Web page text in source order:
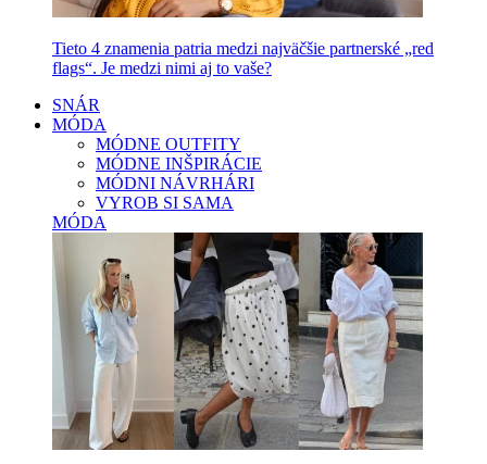
Tieto 4 znamenia patria medzi najväčšie partnerské „red
flags“. Je medzi nimi aj to vaše?
SNÁR
MÓDA
MÓDNE OUTFITY
MÓDNE INŠPIRÁCIE
MÓDNI NÁVRHÁRI
VYROB SI SAMA
MÓDA